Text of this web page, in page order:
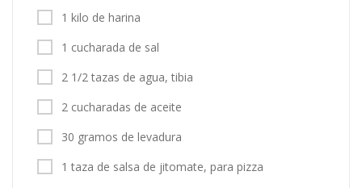
Entrar / Registrarse
1 kilo de harina
1 cucharada de sal
2 1/2 tazas de agua, tibia
2 cucharadas de aceite
30 gramos de levadura
1 taza de salsa de jitomate, para pizza